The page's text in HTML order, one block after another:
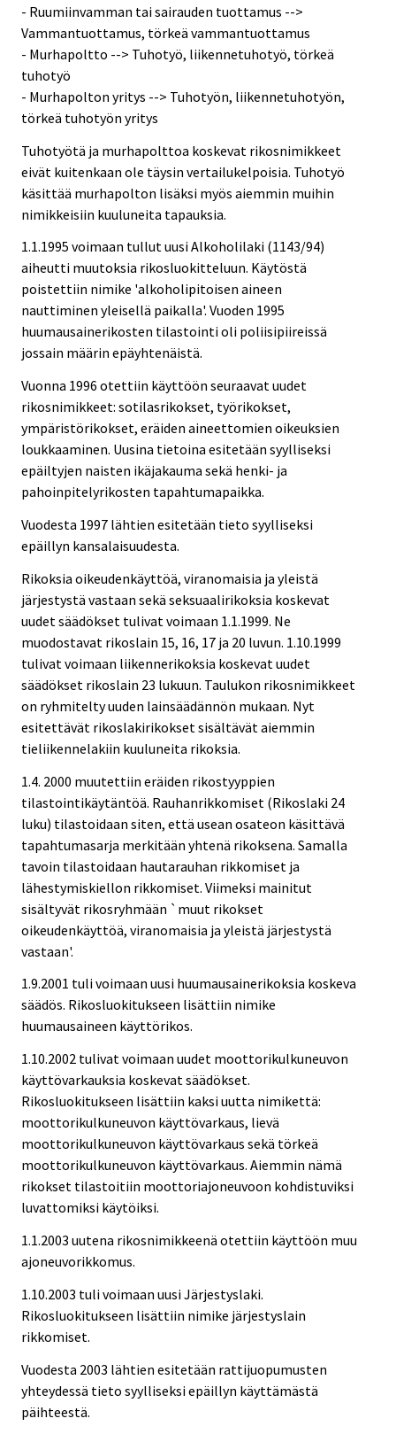
- Ruumiinvamman tai sairauden tuottamus -->
Vammantuottamus, törkeä vammantuottamus
- Murhapoltto --> Tuhotyö, liikennetuhotyö, törkeä
tuhotyö
- Murhapolton yritys --> Tuhotyön, liikennetuhotyön,
törkeä tuhotyön yritys
Tuhotyötä ja murhapolttoa koskevat rikosnimikkeet
eivät kuitenkaan ole täysin vertailukelpoisia. Tuhotyö
käsittää murhapolton lisäksi myös aiemmin muihin
nimikkeisiin kuuluneita tapauksia.
1.1.1995 voimaan tullut uusi Alkoholilaki (1143/94)
aiheutti muutoksia rikosluokitteluun. Käytöstä
poistettiin nimike 'alkoholipitoisen aineen
nauttiminen yleisellä paikalla'. Vuoden 1995
huumausainerikosten tilastointi oli poliisipiireissä
jossain määrin epäyhtenäistä.
Vuonna 1996 otettiin käyttöön seuraavat uudet
rikosnimikkeet: sotilasrikokset, työrikokset,
ympäristörikokset, eräiden aineettomien oikeuksien
loukkaaminen. Uusina tietoina esitetään syylliseksi
epäiltyjen naisten ikäjakauma sekä henki- ja
pahoinpitelyrikosten tapahtumapaikka.
Vuodesta 1997 lähtien esitetään tieto syylliseksi
epäillyn kansalaisuudesta.
Rikoksia oikeudenkäyttöä, viranomaisia ja yleistä
järjestystä vastaan sekä seksuaalirikoksia koskevat
uudet säädökset tulivat voimaan 1.1.1999. Ne
muodostavat rikoslain 15, 16, 17 ja 20 luvun. 1.10.1999
tulivat voimaan liikennerikoksia koskevat uudet
säädökset rikoslain 23 lukuun. Taulukon rikosnimikkeet
on ryhmitelty uuden lainsäädännön mukaan. Nyt
esitettävät rikoslakirikokset sisältävät aiemmin
tieliikennelakiin kuuluneita rikoksia.
1.4. 2000 muutettiin eräiden rikostyyppien
tilastointikäytäntöä. Rauhanrikkomiset (Rikoslaki 24
luku) tilastoidaan siten, että usean osateon käsittävä
tapahtumasarja merkitään yhtenä rikoksena. Samalla
tavoin tilastoidaan hautarauhan rikkomiset ja
lähestymiskiellon rikkomiset. Viimeksi mainitut
sisältyvät rikosryhmään `muut rikokset
oikeudenkäyttöä, viranomaisia ja yleistä järjestystä
vastaan'.
1.9.2001 tuli voimaan uusi huumausainerikoksia koskeva
säädös. Rikosluokitukseen lisättiin nimike
huumausaineen käyttörikos.
1.10.2002 tulivat voimaan uudet moottorikulkuneuvon
käyttövarkauksia koskevat säädökset.
Rikosluokitukseen lisättiin kaksi uutta nimikettä:
moottorikulkuneuvon käyttövarkaus, lievä
moottorikulkuneuvon käyttövarkaus sekä törkeä
moottorikulkuneuvon käyttövarkaus. Aiemmin nämä
rikokset tilastoitiin moottoriajoneuvoon kohdistuviksi
luvattomiksi käytöiksi.
1.1.2003 uutena rikosnimikkeenä otettiin käyttöön muu
ajoneuvorikkomus.
1.10.2003 tuli voimaan uusi Järjestyslaki.
Rikosluokitukseen lisättiin nimike järjestyslain
rikkomiset.
Vuodesta 2003 lähtien esitetään rattijuopumusten
yhteydessä tieto syylliseksi epäillyn käyttämästä
päihteestä.